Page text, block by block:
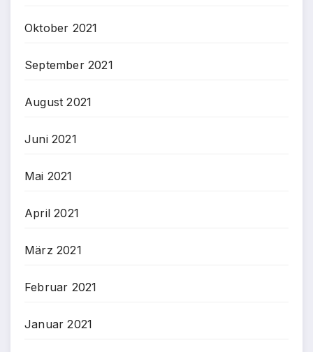
Oktober 2021
September 2021
August 2021
Juni 2021
Mai 2021
April 2021
März 2021
Februar 2021
Januar 2021